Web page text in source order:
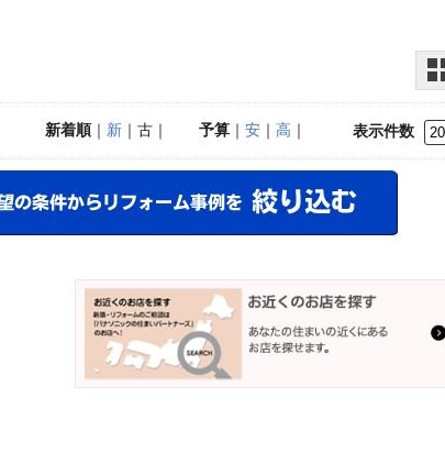
表示件数
予算｜ 安｜ 高 ｜
新着順｜ 新｜古｜